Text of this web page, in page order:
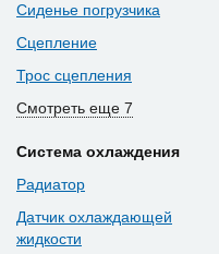
Сиденье погрузчика
Сцепление
Трос сцепления
Смотреть еще 7
Система охлаждения
Радиатор
Датчик охлаждающей
жидкости